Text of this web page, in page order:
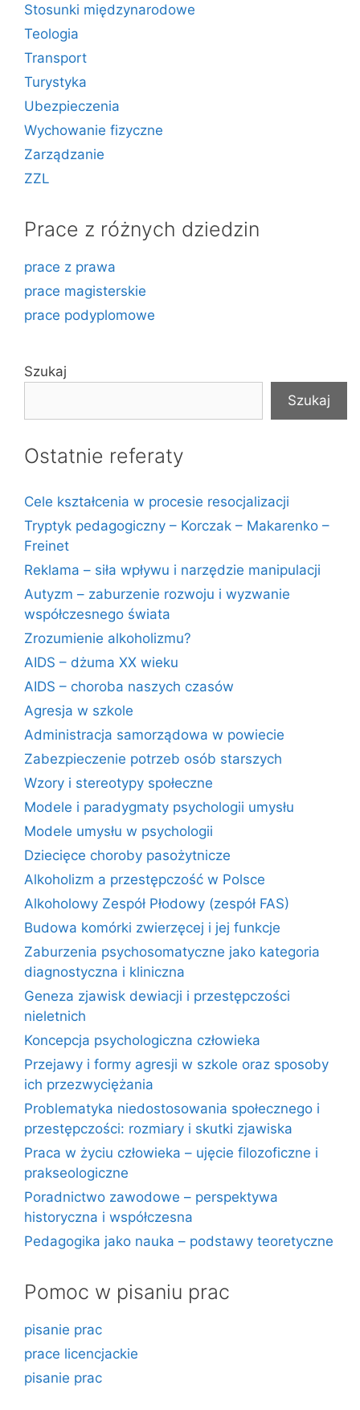
Stosunki międzynarodowe
Teologia
Transport
Turystyka
Ubezpieczenia
Wychowanie fizyczne
Zarządzanie
ZZL
Prace z różnych dziedzin
prace z prawa
prace magisterskie
prace podyplomowe
Szukaj
Szukaj
Ostatnie referaty
Cele kształcenia w procesie resocjalizacji
Tryptyk pedagogiczny – Korczak – Makarenko –
Freinet
Reklama – siła wpływu i narzędzie manipulacji
Autyzm – zaburzenie rozwoju i wyzwanie
współczesnego świata
Zrozumienie alkoholizmu?
AIDS – dżuma XX wieku
AIDS – choroba naszych czasów
Agresja w szkole
Administracja samorządowa w powiecie
Zabezpieczenie potrzeb osób starszych
Wzory i stereotypy społeczne
Modele i paradygmaty psychologii umysłu
Modele umysłu w psychologii
Dziecięce choroby pasożytnicze
Alkoholizm a przestępczość w Polsce
Alkoholowy Zespół Płodowy (zespół FAS)
Budowa komórki zwierzęcej i jej funkcje
Zaburzenia psychosomatyczne jako kategoria
diagnostyczna i kliniczna
Geneza zjawisk dewiacji i przestępczości
nieletnich
Koncepcja psychologiczna człowieka
Przejawy i formy agresji w szkole oraz sposoby
ich przezwyciężania
Problematyka niedostosowania społecznego i
przestępczości: rozmiary i skutki zjawiska
Praca w życiu człowieka – ujęcie filozoficzne i
prakseologiczne
Poradnictwo zawodowe – perspektywa
historyczna i współczesna
Pedagogika jako nauka – podstawy teoretyczne
Pomoc w pisaniu prac
pisanie prac
prace licencjackie
pisanie prac